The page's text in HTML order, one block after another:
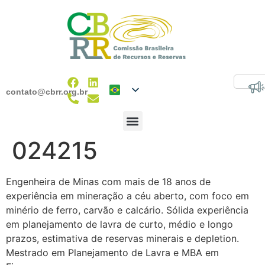
contato@cbrr.org.br
024215
Engenheira de Minas com mais de 18 anos de
experiência em mineração a céu aberto, com foco em
minério de ferro, carvão e calcário. Sólida experiência
em planejamento de lavra de curto, médio e longo
prazos, estimativa de reservas minerais e depletion.
Mestrado em Planejamento de Lavra e MBA em